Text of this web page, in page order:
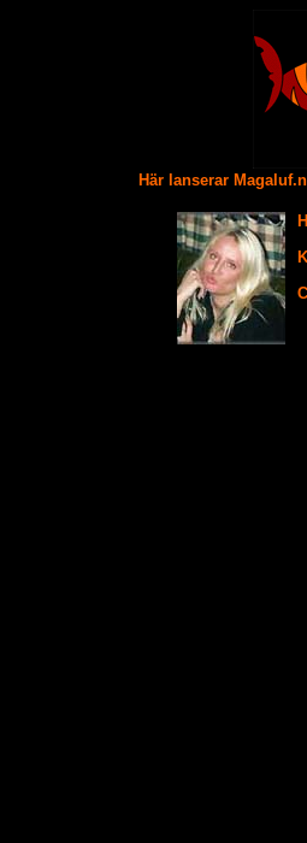
Här lanserar